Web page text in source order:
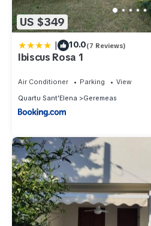
US $349
| 10.0(7 Reviews)
Ibiscus Rosa 1
Air Conditioner Parking
View
Quartu Sant'Elena
Geremeas